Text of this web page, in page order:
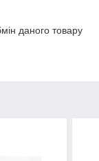
даного товару